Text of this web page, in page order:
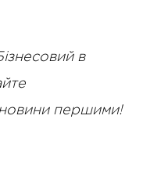
в
новини першими!